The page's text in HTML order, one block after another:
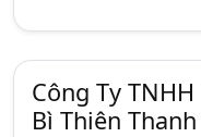
Công Ty
Bì Thiên Thanh